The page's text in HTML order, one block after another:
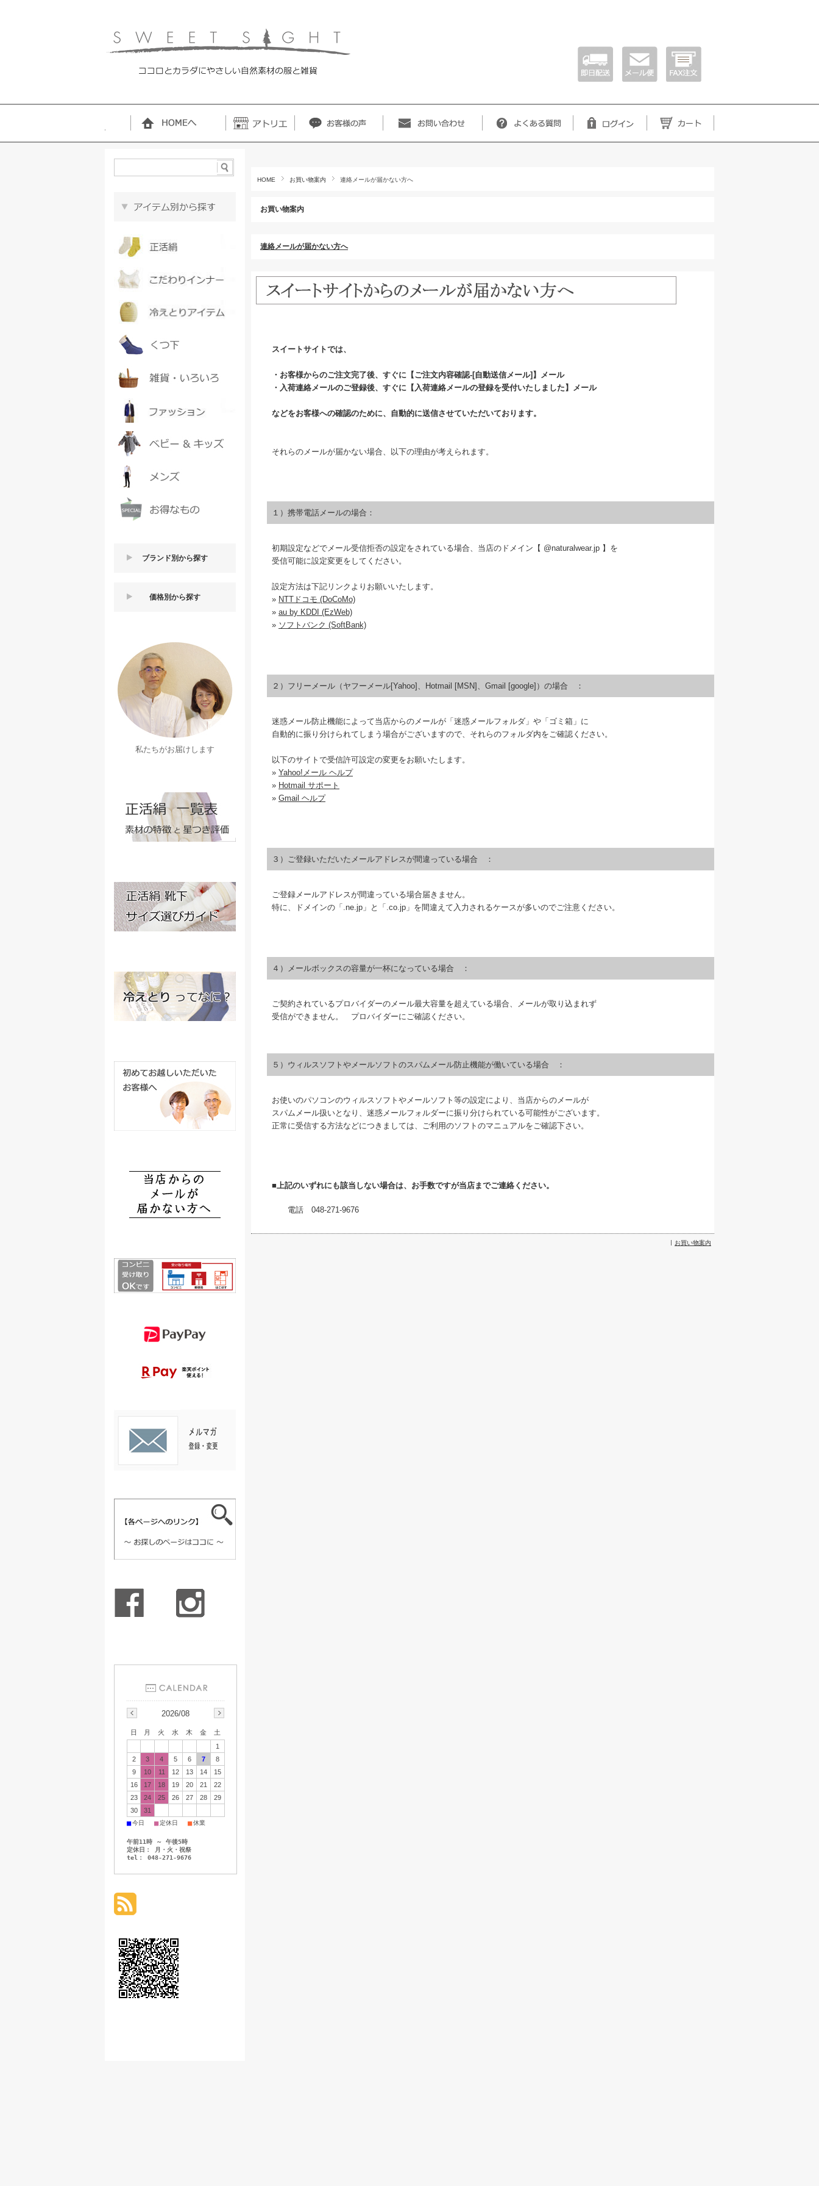
HOME お買い物案内 連絡メールが届かない方へ
お買い物案内
連絡メールが届かない方へ
スイートサイトでは、
・お客様からのご注文完了後、すぐに【ご注文内容確認-[自動送信メール]】メール
・入荷連絡メールのご登録後、すぐに【入荷連絡メールの登録を受付いたしました】メール
などをお客様への確認のために、自動的に送信させていただいております。
それらのメールが届かない場合、以下の理由が考えられます。
１）携帯電話メールの場合：
初期設定などでメール受信拒否の設定をされている場合、当店のドメイン【 @naturalwear.jp 】を
受信可能に設定変更をしてください。
設定方法は下記リンクよりお願いいたします。
» NTTドコモ (DoCoMo)
» au by KDDI (EzWeb)
» ソフトバンク (SoftBank)
２）フリーメール（ヤフーメール[Yahoo]、Hotmail [MSN]、Gmail [google]）の場合 ：
迷惑メール防止機能によって当店からのメールが「迷惑メールフォルダ」や「ゴミ箱」に
自動的に振り分けられてしまう場合がございますので、それらのフォルダ内をご確認ください。
以下のサイトで受信許可設定の変更をお願いたします。
» Yahoo!メール ヘルプ
» Hotmail サポート
» Gmail ヘルプ
３）ご登録いただいたメールアドレスが間違っている場合 ：
ご登録メールアドレスが間違っている場合届きません。
特に、ドメインの「.ne.jp」と「.co.jp」を間違えて入力されるケースが多いのでご注意ください。
４）メールボックスの容量が一杯になっている場合 ：
ご契約されているプロバイダーのメール最大容量を超えている場合、メールが取り込まれず
受信ができません。 プロバイダーにご確認ください。
５）ウィルスソフトやメールソフトのスパムメール防止機能が働いている場合 ：
お使いのパソコンのウィルスソフトやメールソフト等の設定により、当店からのメールが
スパムメール扱いとなり、迷惑メールフォルダーに振り分けられている可能性がございます。
正常に受信する方法などにつきましては、ご利用のソフトのマニュアルをご確認下さい。
■上記のいずれにも該当しない場合は、お手数ですが当店までご連絡ください。
電話 048-271-9676
お買い物案内
ブランド別から探す
価格別から探す
私たちがお届けします
2026/08
日 月 火 水 木 金
土
1
2
3 4 5 6 7
8
9
10 11 12 13 14
15
16
17 18 19 20 21
22
23
24 25 26 27 28
29
30
31
■今日 ■定休日 ■休業
午前11時 ～ 午後5時
定休日： 月・火・祝祭
tel： 048-271-9676